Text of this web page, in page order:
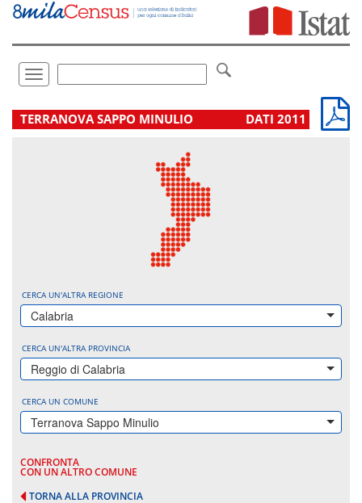
Vai
direttamente
Toggle
navigation
.
TERRANOVA SAPPO MINULIO DATI 2011
CERCA UN'ALTRA REGIONE
Calabria
CERCA UN'ALTRA PROVINCIA
Reggio di Calabria
CERCA UN COMUNE
Terranova Sappo Minulio
CONFRONTA
CON UN ALTRO COMUNE
TORNA ALLA PROVINCIA